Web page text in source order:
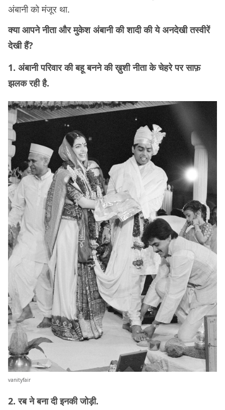
अंबानी को मंजूर था.
क्या आपने नीता और मुकेश अंबानी की शादी की ये अनदेखी तस्वीरें
देखी हैं?
1. अंबानी परिवार की बहू बनने की ख़ुशी नीता के चेहरे पर साफ़
झलक रही है.
vanityfair
2. रब ने बना दी इनकी जोड़ी.